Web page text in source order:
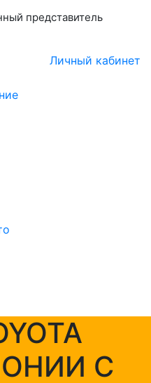
представитель
Личный кабинет
С